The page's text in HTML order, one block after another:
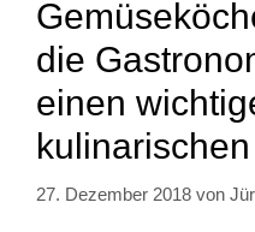
die
einen
27. Dezember 2018 von